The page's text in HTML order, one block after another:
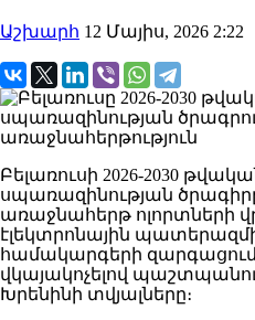
Աշխարհ 12 Մայիս, 2026 2:22
Բելառուսի 2026-2030
սպառազինության
առաջնահերթ ոլորտների
էլեկտրոնային
համակարգերի
վկայակոչելով
Խրենինի տվյալները։